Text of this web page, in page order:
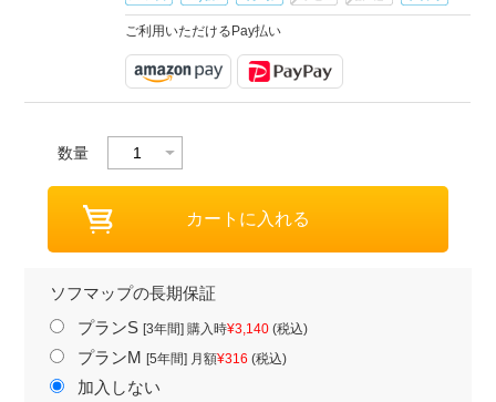
ご利用いただけるPay払い
数量
ソフマップの長期保証
プランS [3年間] 購入時¥3,140(税込)
プランM [5年間] 月額¥316 (税込)
加入しない